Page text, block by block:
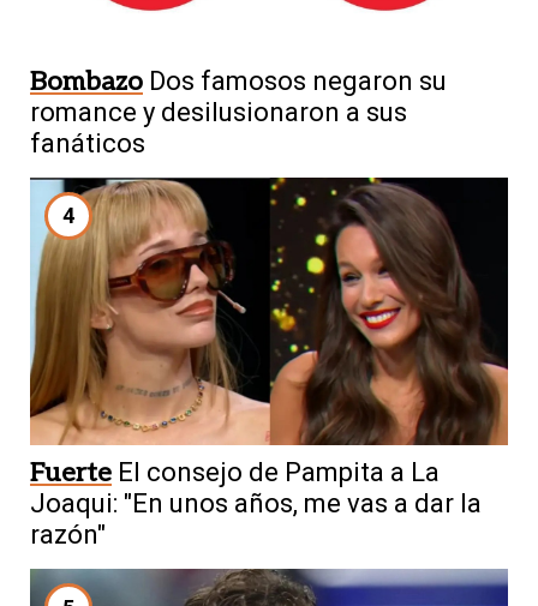
Bombazo Dos famosos negaron su
romance y desilusionaron a sus
fanáticos
4
Fuerte El consejo de Pampita a La
Joaqui: "En unos años, me vas a dar la
razón"